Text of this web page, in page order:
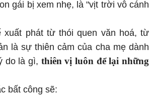
gái bị xem nhẹ, là "vịt trời vỗ cánh
phát từ thói quen văn hoá, từ
là sự thiên cảm của cha mẹ dành
do là gì, thiên vị luôn để lại những
bất công sẽ: